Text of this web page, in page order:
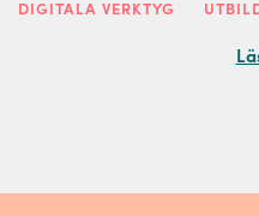
DIGITALA VERKTYG